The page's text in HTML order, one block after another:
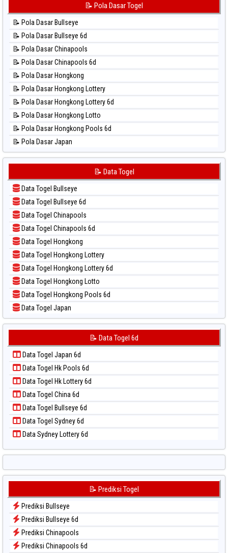
⚽ Bola Hitam Taiwan
📊 Statistik Kuda Lari
📊 Statistik Magnum Cambodia
📊 Statistik Nagoya
📊 Statistik New York Midday
📊 Statistik North Carolina Day
📊 Statistik Pcso
📊 Statistik Pennsylvania Day
📊 Statistik Sao Paulo
📊 Statistik Singapore
📊 Statistik Sydney
📊 Statistik Sydney Lottery
📊 Statistik Sydney Pools 6d
📊 Statistik Taipei
📊 Statistik Taiwan
📝 Pola Dasar Togel
📝 Pola Dasar Bullseye
📝 Pola Dasar Bullseye 6d
📝 Pola Dasar Chinapools
📝 Pola Dasar Chinapools 6d
📝 Pola Dasar Hongkong
📝 Pola Dasar Hongkong Lottery
📝 Pola Dasar Hongkong Lottery 6d
📝 Pola Dasar Hongkong Lotto
📝 Pola Dasar Hongkong Pools 6d
📝 Pola Dasar Japan
📝 Pola Dasar Japan 6d
📝 Pola Dasar Kuda Lari
📝 Pola Dasar Magnum Cambodia
📝 Pola Dasar Nagoya
📝 Pola Dasar North Carolina Day
📝 Pola Dasar Pcso
📝 Pola Dasar Sao Paulo
📝 Pola Dasar Singapore
📝 Pola Dasar Sydney
📝 Pola Dasar Sydney Lottery
📝 Pola Dasar Sydney Lottery 6d
📝 Pola Dasar Sydney Lotto
📝 Pola Dasar Taiwan
📝 Data Togel
Data Togel Bullseye
Data Togel Bullseye 6d
Data Togel Chinapools
Data Togel Chinapools 6d
Data Togel Hongkong
Data Togel Hongkong Lottery
Data Togel Hongkong Lottery 6d
Data Togel Hongkong Lotto
Data Togel Hongkong Pools 6d
Data Togel Japan
Data Togel Japan 6d
Data Togel Kuda Lari
Data Togel Magnum Cambodia
Data Togel Nagoya
Data Togel North Carolina Day
Data Togel Pcso
Data Togel Sao Paulo
Data Togel Singapore
Data Togel Sydney
Data Togel Sydney Lottery
Data Togel Sydney Lotto
Data Togel Sydney Pools 6d
Data Togel Taipei
Data Togel Taiwan
📝 Data Togel 6d
Data Togel Japan 6d
Data Togel Hk Pools 6d
Data Togel Hk Lottery 6d
Data Togel China 6d
Data Togel Bullseye 6d
Data Togel Sydney 6d
Data Sydney Lottery 6d
📝 Prediksi Togel
Prediksi Bullseye
Prediksi Bullseye 6d
Prediksi Chinapools
Prediksi Chinapools 6d